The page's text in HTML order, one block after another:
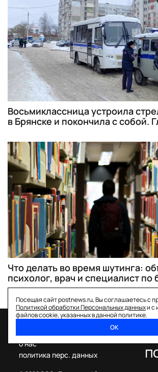
Восьмиклассница устроила
в Брянске и покончила с собой.
Что делать во время шутинга:
психолог, врач и специалист по
Посещая сайт postnews.ru, Вы соглашаетесь с
Политикой обработки Персональных данныхи с
файлов cookie, указанных в данной политике.
ОК
о нас
политика перс. данных